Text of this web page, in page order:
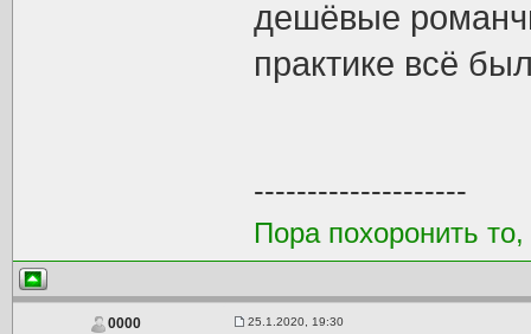
дешёвые
практике всё
--------------------
Пора похоронить
0000 25.1.2020, 19:30